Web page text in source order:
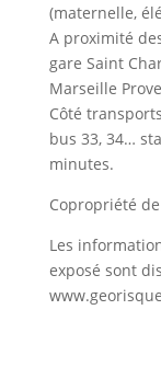
(maternelle,
A proximité
gare Saint
Marseille
Côté
bus 33, 34…
minutes.
Copropriété
Les
exposé sont